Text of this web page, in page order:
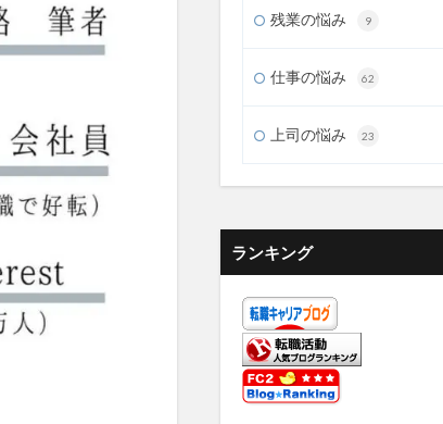
残業の悩み 9
仕事の悩み 62
上司の悩み 23
ランキング